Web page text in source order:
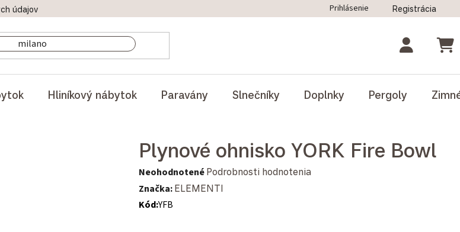
údajov Odstúpenie od zmluvy
Prihlásenie Registrácia
Hliníkový nábytok Paravány Slnečníky Doplnky Pergoly
Plynové ohnisko YORK Fire Bowl
Priemerné hodnotenie produktu je 0,0 z 5 hviezdičiek.
Neohodnotené Podrobnosti hodnotenia
Značka: ELEMENTI
Kód:YFB